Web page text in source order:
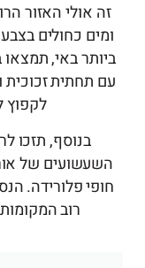
זה אולי האזור
ומים כחולים
ביותר באי, תמצאו
עם תחתית
לקפוץ
בנוסף, תזכו
השעשועים של
חופי פלורידה.
רוב